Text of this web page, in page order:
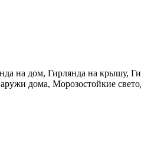
на дом, Гирлянда на крышу,
дома, Морозостойкие